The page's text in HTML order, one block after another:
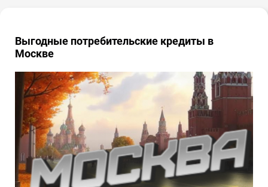
Выгодные потребительские кредиты в
Москве